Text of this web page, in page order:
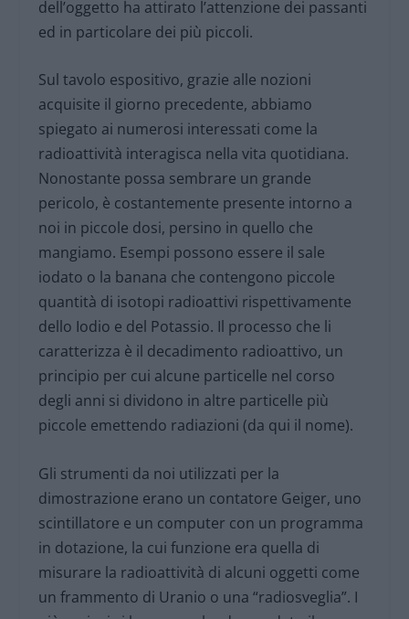
dell’oggetto ha attirato l’attenzione dei passanti
ed in particolare dei più piccoli.
Sul tavolo espositivo, grazie alle nozioni
acquisite il giorno precedente, abbiamo
spiegato ai numerosi interessati come la
radioattività interagisca nella vita quotidiana.
Nonostante possa sembrare un grande
pericolo, è costantemente presente intorno a
noi in piccole dosi, persino in quello che
mangiamo. Esempi possono essere il sale
iodato o la banana che contengono piccole
quantità di isotopi radioattivi rispettivamente
dello Iodio e del Potassio. Il processo che li
caratterizza è il decadimento radioattivo, un
principio per cui alcune particelle nel corso
degli anni si dividono in altre particelle più
piccole emettendo radiazioni (da qui il nome).
Gli strumenti da noi utilizzati per la
dimostrazione erano un contatore Geiger, uno
scintillatore e un computer con un programma
in dotazione, la cui funzione era quella di
misurare la radioattività di alcuni oggetti come
un frammento di Uranio o una “radiosveglia”. I